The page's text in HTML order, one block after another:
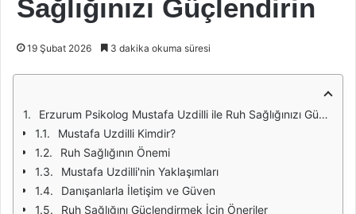
Sağlığınızı Güçlendirin
19 Şubat 2026 3 dakika okuma süresi
Erzurum Psikolog Mustafa Uzdilli ile Ruh Sağlığınızı Güçlendirin
Mustafa Uzdilli Kimdir?
Ruh Sağlığının Önemi
Mustafa Uzdilli'nin Yaklaşımları
Danışanlarla İletişim ve Güven
Ruh Sağlığını Güçlendirmek İçin Öneriler